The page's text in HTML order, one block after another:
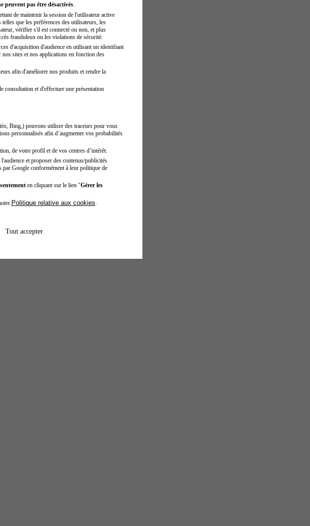
peuvent pas être désactivés.
de maintenir la session de l'utilisateur active
que les préférences des utilisateurs, les
vérifier s'il est connecté ou non, et plus
frauduleux ou les violations de sécurité.
d'acquisition d'audience en utilisant un identifiant
sites et nos applications en fonction des
afin d'améliorer nos produits et rendre la
consultation et d'effectuer une présentation
Bing,) pouvons utiliser des traceurs pour vous
personnalisés afin d’augmenter vos probabilités
de votre profil et de vos centres d’intérêt.
et proposer des contenus/publicités
par Google conformément à leur politique de
en cliquant sur le lien "Gérer les
Politique relative aux cookies
Tout accepter